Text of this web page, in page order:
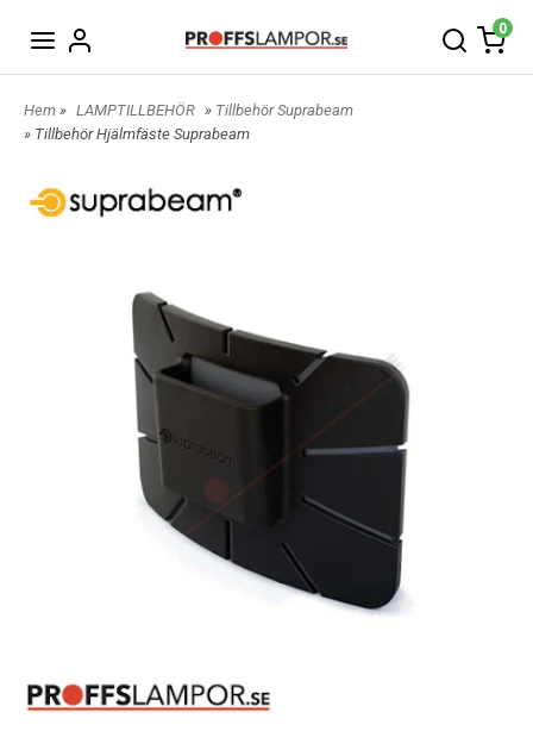
0
Hem » LAMPTILLBEHÖR » Tillbehör Suprabeam
» Tillbehör Hjälmfäste Suprabeam